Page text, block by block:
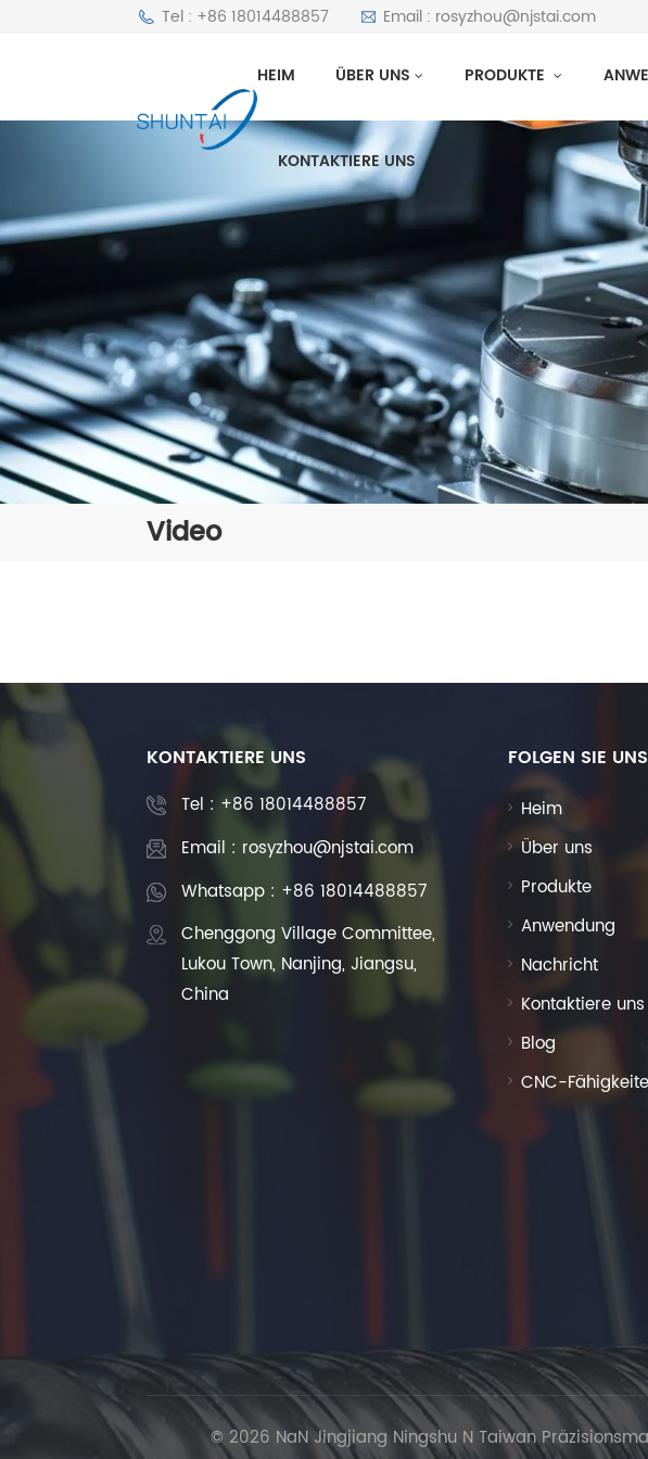
Tel : +86 18014488857 Email : rosyzhou@njstai.com
HEIM ÜBER UNS PRODUKTE
KONTAKTIERE UNS
Video
KONTAKTIERE UNS
Tel : +86 18014488857
Email : rosyzhou@njstai.com
Whatsapp : +86 18014488857
Chenggong Village Committee,
Lukou Town, Nanjing, Jiangsu,
China
FOLGEN SIE UNS
Heim
Über uns
Produkte
Anwendung
Nachricht
Kontaktiere uns
Blog
CNC-
© 2026 NaN Jingjiang Ningshu N Taiwan